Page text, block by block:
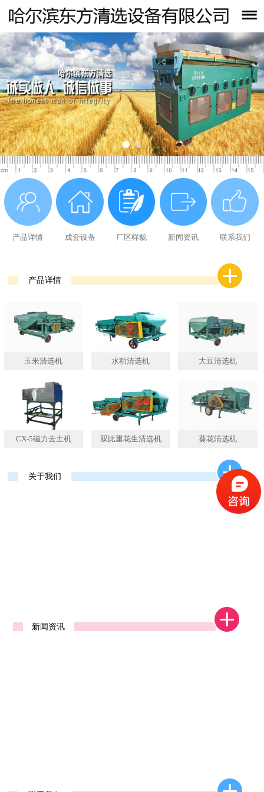
产品详情 成套设备 厂区样貌 新闻资讯 联系我们
产品详情
玉米清选机 水稻清选机 大豆清选机
CX-5磁力去土机 双比重花生清选机 葵花清选机
关于我们
新闻资讯